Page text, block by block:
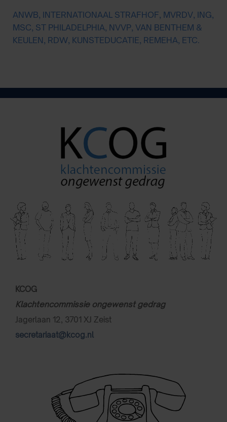
ANWB, INTERNATIONAAL STRAFHOF, MVRDV, ING,
MSC, ST PHILADELPHIA, NVVP, VAN BENTHEM &
KEULEN, RDW, KUNSTEDUCATIE, REMEHA, ETC.
KCOG
Klachtencommissie ongewenst gedrag
Jagerlaan 12, 3701 XJ Zeist
secretariaat@kcog.nl